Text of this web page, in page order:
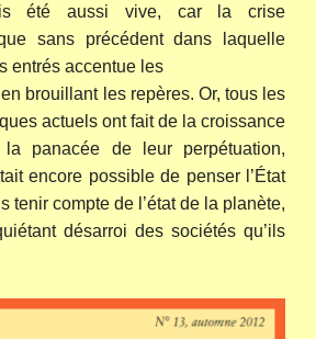
été aussi vive, car la crise
sans précédent dans laquelle
entrés accentue les
brouillant les repères. Or, tous les
actuels ont fait de la croissance
la panacée de leur perpétuation,
encore possible de penser l’État
tenir compte de l’état de la planète,
désarroi des sociétés qu’ils